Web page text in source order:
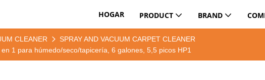
HOGAR PRODUCT BRAND
CLEANER
SPRAY AND VACUUM CARPET CLEANER
1 para húmedo/seco/tapicería, 6 galones, 5,5 picos HP1